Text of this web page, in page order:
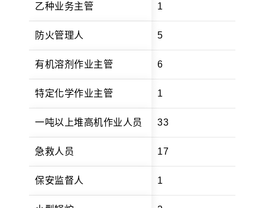
乙种业务主管 1
防火管理人 5
有机溶剂作业主管 6
特定化学作业主管 1
一吨以上堆高机作业人员 33
急救人员 17
保安监督人 1